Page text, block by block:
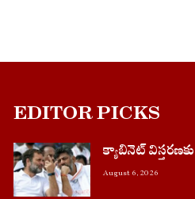
EDITOR PICKS
క్యాబినెట్
August 6, 2026